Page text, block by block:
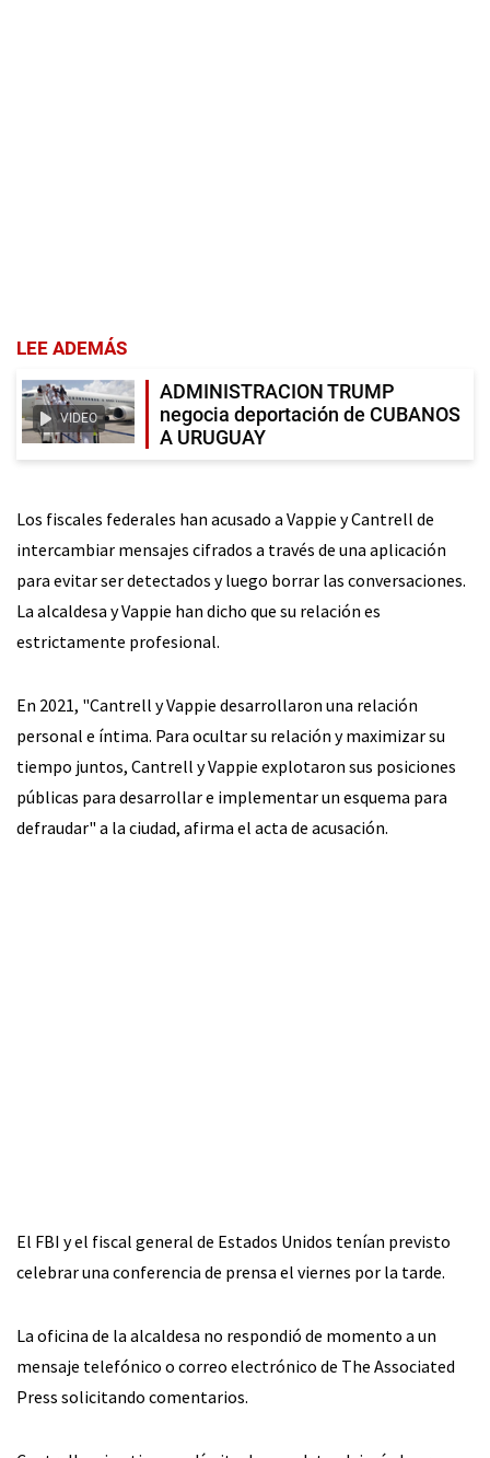
LEE ADEMÁS
VIDEO
ADMINISTRACION TRUMP
negocia deportación de CUBANOS
A URUGUAY
Los fiscales federales han acusado a Vappie y Cantrell de
intercambiar mensajes cifrados a través de una aplicación
para evitar ser detectados y luego borrar las conversaciones.
La alcaldesa y Vappie han dicho que su relación es
estrictamente profesional.
En 2021, "Cantrell y Vappie desarrollaron una relación
personal e íntima. Para ocultar su relación y maximizar su
tiempo juntos, Cantrell y Vappie explotaron sus posiciones
públicas para desarrollar e implementar un esquema para
defraudar" a la ciudad, afirma el acta de acusación.
El FBI y el fiscal general de Estados Unidos tenían previsto
celebrar una conferencia de prensa el viernes por la tarde.
La oficina de la alcaldesa no respondió de momento a un
mensaje telefónico o correo electrónico de The Associated
Press solicitando comentarios.